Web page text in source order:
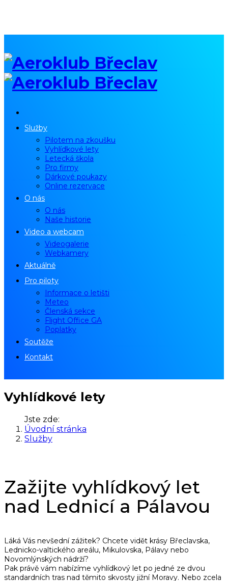
Služby
Pilotem na zkoušku
Vyhlídkové lety
Letecká škola
Pro firmy
Dárkové poukazy
Online rezervace
O nás
O nás
Naše historie
Video a webcam
Videogalerie
Webkamery
Aktuálně
Pro piloty
Informace o letišti
Meteo
Členská sekce
Flight Office GA
Poplatky
Soutěže
Kontakt
Vyhlídkové lety
Jste zde:
Úvodní stránka
Služby
Zažijte vyhlídkový let
nad Lednicí a Pálavou
Láká Vás nevšední zážitek? Chcete vidět krásy Břeclavska,
Lednicko-valtického areálu, Mikulovska, Pálavy nebo
Novomlýnských nádrží?
Pak právě vám nabízíme vyhlídkový let po jedné ze dvou
standardních tras nad těmito skvosty jižní Moravy. Nebo zcela